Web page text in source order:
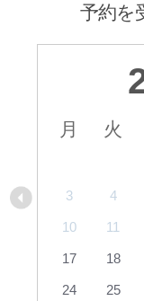
予約を
月 火
3 4
10 11
17 18
24 25